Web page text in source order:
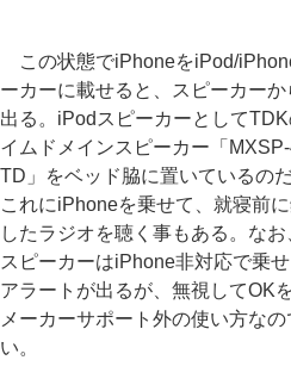
この状態でiPhoneをiPod/
ーカーに載せると、スピーカーか
出る。iPodスピーカーとしてTDK
イムドメインスピーカー「
TD」をベッド脇に置いているのだ
これにiPhoneを乗せて、就寝前
したラジオを聴く事もある。なお
スピーカーはiPhone非対応で乗せ
アラートが出るが、無視してOK
メーカーサポート外の使い方な
い。